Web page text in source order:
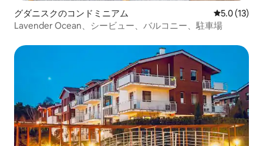
グダニスクのコンドミニアム レビュー13
5.0 (13)
Lavender Ocean、シービュー、バルコニー、駐車場